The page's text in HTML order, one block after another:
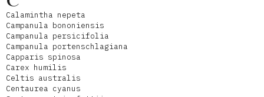
Calamintha nepeta
Campanula bononiensis
Campanula persicifolia
Campanula portenschlagiana
Capparis spinosa
Carex humilis
Celtis australis
Centaurea cyanus